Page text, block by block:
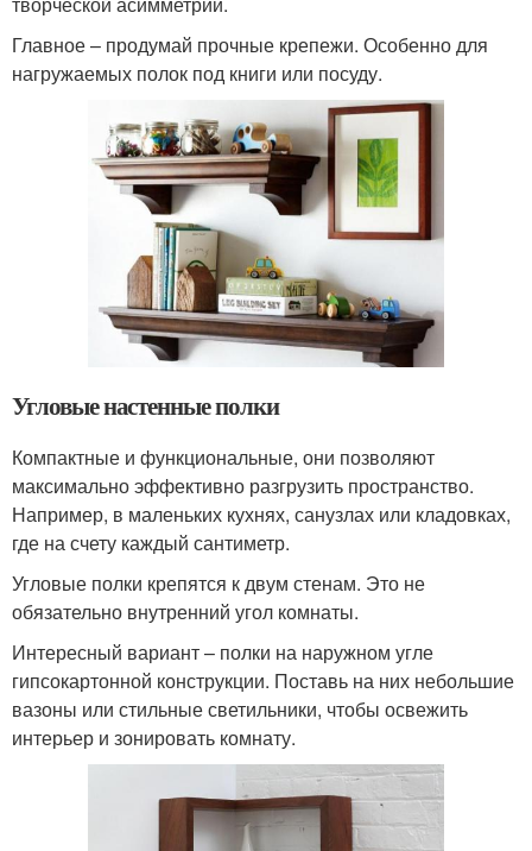
Главное – продумай прочные крепежи. Особенно для
нагружаемых полок под книги или посуду.
Угловые настенные полки
Компактные и функциональные, они позволяют
максимально эффективно разгрузить пространство.
Например, в маленьких кухнях, санузлах или кладовках,
где на счету каждый сантиметр.
Угловые полки крепятся к двум стенам. Это не
обязательно внутренний угол комнаты.
Интересный вариант – полки на наружном угле
гипсокартонной конструкции. Поставь на них небольшие
вазоны или стильные светильники, чтобы освежить
интерьер и зонировать комнату.